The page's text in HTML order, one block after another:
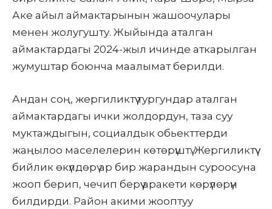
Аке айыл аймактарынын жашоочулары
менен жолугушту. Жыйында аталган
аймактардагы 2024-жыл ичинде аткарылган
жумуштар боюнча маалымат берилди.
Андан соң, жергиликтүү тургундар аталган
аймактардагы ички жолдордун, таза суу
муктаждыгын, социалдык обьекттерди
жаңылоо маселелерин көтөрүштү. Жергиликтүү
бийлик өкүлдөрү ар бир жарандын суроосуна
жооп берип, чечип берүү аракети көрүлөрүн
билдирди. Район акими жооптуу